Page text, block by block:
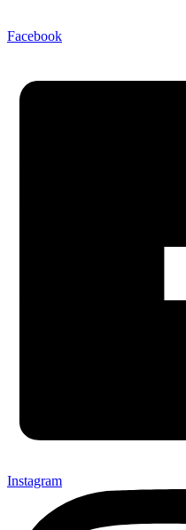
Facebook
Instagram